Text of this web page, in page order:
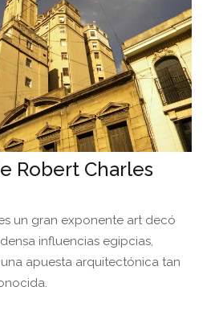
Robert Charles
un gran exponente art decó
influencias egipcias,
apuesta arquitectónica tan